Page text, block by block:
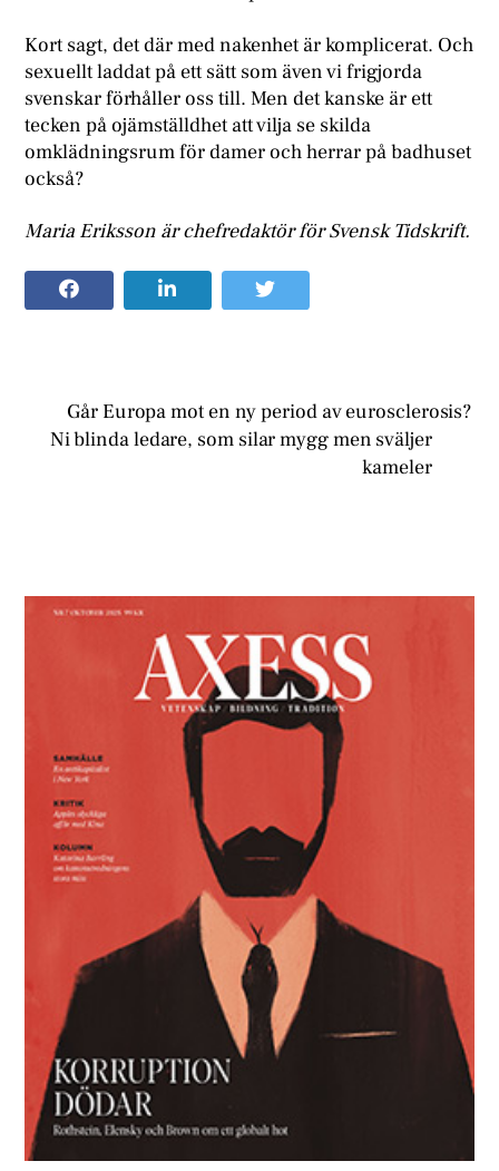
Kort sagt, det där med nakenhet är komplicerat. Och
sexuellt laddat på ett sätt som även vi frigjorda
svenskar förhåller oss till. Men det kanske är ett
tecken på ojämställdhet att vilja se skilda
omklädningsrum för damer och herrar på badhuset
också?
Maria Eriksson är chefredaktör för Svensk Tidskrift.
Går Europa mot en ny period av eurosclerosis?
Ni blinda ledare, som silar mygg men sväljer
kameler